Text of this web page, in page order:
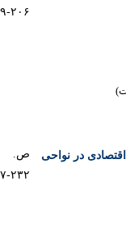
۲۰۶-۱۸۹
در نواحی
ص.
۲۳۲-۲۰۷